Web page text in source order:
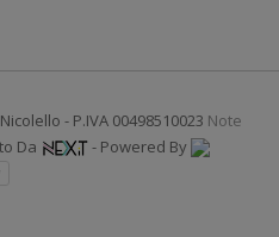
- P.IVA 00498510023 Note
Da - Powered By